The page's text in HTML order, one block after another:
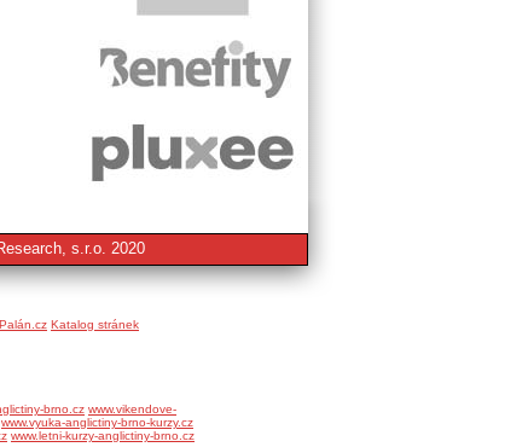
s.r.o. 2020
Katalog stránek
brno.cz www.vikendove-
www.vyuka-anglictiny-brno-kurzy.cz
www.letni-kurzy-anglictiny-brno.cz